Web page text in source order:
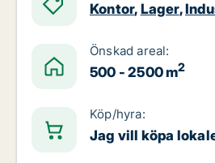
Kontor, Lager,
Önskad areal:
500 - 2500 m2
Köp/hyra:
Jag vill köpa